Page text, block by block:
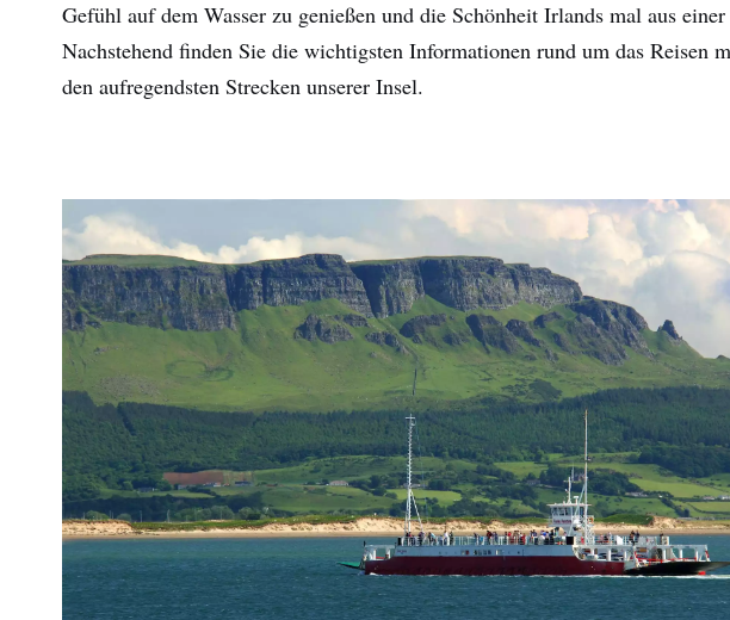
Gefühl auf dem Wasser zu genießen und die Schönheit Irlands mal aus
Nachstehend finden Sie die wichtigsten Informationen rund um das Reisen
den aufregendsten Strecken unserer Insel.